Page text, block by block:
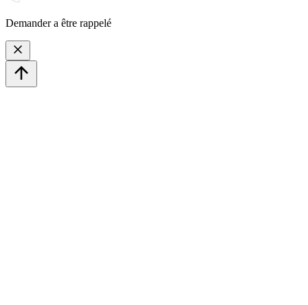
Demander a être rappelé